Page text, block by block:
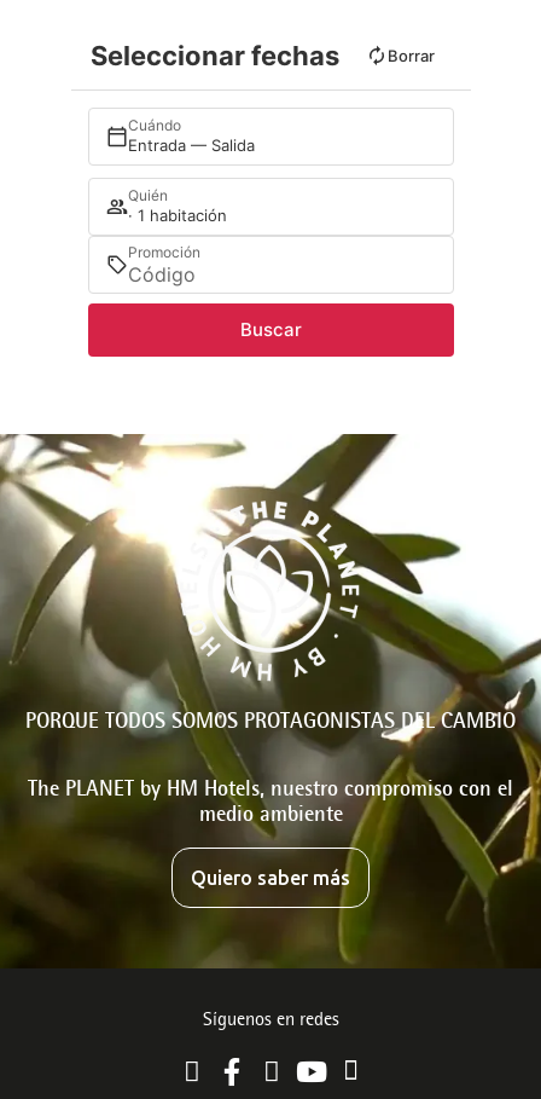
Seleccionar fechas Borrar
Cuándo
Entrada — Salida
Quién
· 1 habitación
Promoción
Buscar
PORQUE TODOS SOMOS PROTAGONISTAS DEL CAMBIO
The PLANET by HM Hotels, nuestro compromiso con el
medio ambiente
Quiero saber más
Síguenos en redes